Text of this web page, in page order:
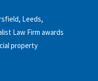
Leeds,
Law Firm awards
property